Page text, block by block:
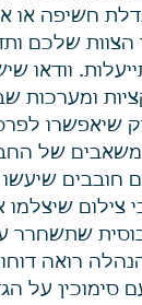
חשיפה או
שלכם
ומערכות
שיאפשרו
משאבים של
חובבים
צילום
שתשחרר
רואה
סימוכין על